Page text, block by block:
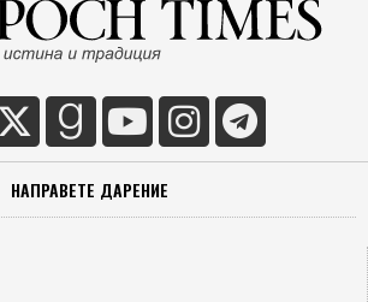
НАПРАВЕТЕ ДАРЕНИЕ